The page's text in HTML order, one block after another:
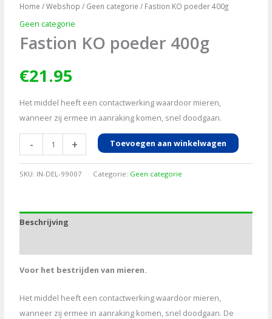
Home /Webshop / Geen categorie / Fastion KO poeder 400g
Geen categorie
Fastion KO poeder 400g
€21.95
Het middel heeft een contactwerking waardoor mieren,
wanneer zij ermee in aanraking komen, snel doodgaan.
-
KO
poeder
+ Toevoegen aan winkelwagen
SKU: IN-DEL-99007 Categorie: Geen categorie
Beschrijving
Voor het bestrijden van mieren.
Het middel heeft een contactwerking waardoor mieren,
wanneer zij ermee in aanraking komen, snel doodgaan. De